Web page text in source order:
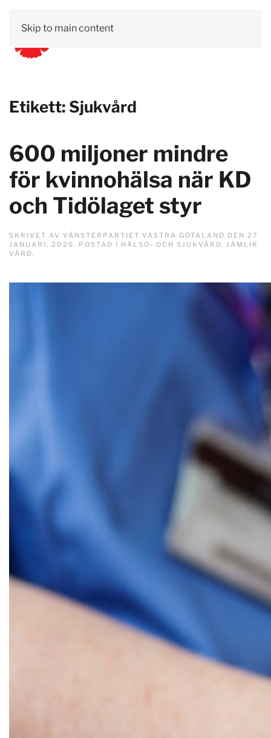
Skip to main content
Etikett: Sjukvård
600 miljoner mindre
för kvinnohälsa när KD
och Tidölaget styr
SKRIVET AV VÄNSTERPARTIET VÄSTRA GÖTALAND DEN 27
JANUARI, 2026. POSTAD I HÄLSO- OCH SJUKVÅRD, JÄMLIK
VÅRD.